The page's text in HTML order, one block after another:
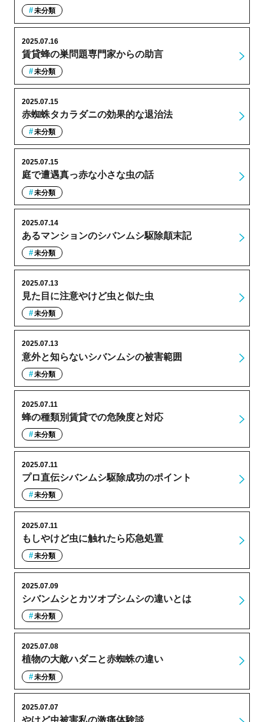
未分類
賃貸蜂の巣問題専門家からの助言
2025.07.16
未分類
赤蜘蛛タカラダニの効果的な退治法
2025.07.15
未分類
庭で遭遇真っ赤な小さな虫の話
2025.07.15
未分類
あるマンションのシバンムシ駆除顛末記
2025.07.14
未分類
見た目に注意やけど虫と似た虫
2025.07.13
未分類
意外と知らないシバンムシの被害範囲
2025.07.13
未分類
蜂の種類別賃貸での危険度と対応
2025.07.11
未分類
プロ直伝シバンムシ駆除成功のポイント
2025.07.11
未分類
もしやけど虫に触れたら応急処置
2025.07.11
未分類
シバンムシとカツオブシムシの違いとは
2025.07.09
未分類
植物の大敵ハダニと赤蜘蛛の違い
2025.07.08
未分類
やけど虫被害私の激痛体験談
2025.07.07